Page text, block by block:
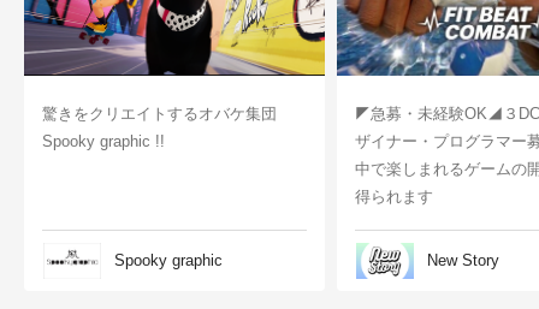
驚きをクリエイトするオバケ集団
Spooky graphic !!
Spooky graphic
◤急募・未経験OK◢３
ザイナー・プログラマー
中で楽しまれるゲームの
得られます
New Story